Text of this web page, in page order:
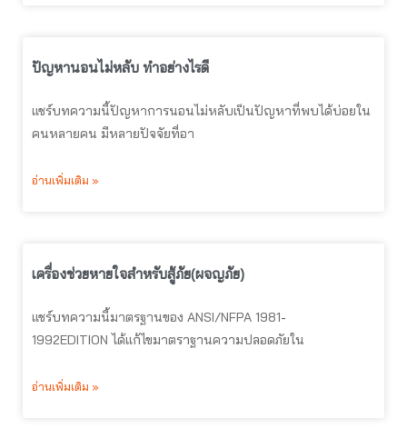
ปัญหานอนไม่หลับ ทำอย่างไรดี
แชร์บทความนี้ปัญหาการนอนไม่หลับเป็นปัญหาที่พบได้บ่อยใน
คนหลายคน มีหลายปัจจัยที่อา
อ่านเพิ่มเติม »
เครื่องช่วยหายใจสำหรับสู้ภัย(ผจญภัย)
แชร์บทความนี้มาตรฐานของ ANSI/NFPA 1981-
1992EDITION ได้แก้ไขมาตราฐานความปลอดภัยใน
อ่านเพิ่มเติม »